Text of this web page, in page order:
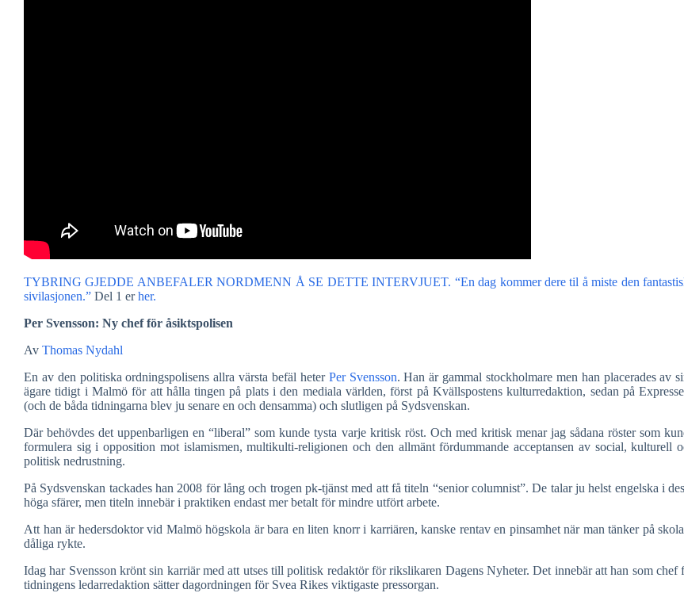
TYBRING GJEDDE ANBEFALER NORDMENN Å SE DETTE INTERVJUET. “En dag kommer dere til å miste den
sivilasjonen.” Del 1 erher.
Per Svensson: Ny chef för åsiktspolisen
Av Thomas Nydahl
En av den politiska ordningspolisens allra värsta befäl heter Per Svensson. Han är gammal stockholmare men han placerades av
ägare tidigt i Malmö för att hålla tingen på plats i den mediala världen, först på Kvällspostens kulturredaktion, sedan på
(och de båda tidningarna blev ju senare en och densamma) och slutligen på Sydsvenskan.
Där behövdes det uppenbarligen en “liberal” som kunde tysta varje kritisk röst. Och med kritisk menar jag sådana röster som
formulera sig i opposition mot islamismen, multikulti-religionen och den allmänt fördummande acceptansen av social, kulturell
politisk nedrustning.
På Sydsvenskan tackades han 2008 för lång och trogen pk-tjänst med att få titeln “senior columnist”. De talar ju helst engelska i
höga sfärer, men titeln innebär i praktiken endast mer betalt för mindre utfört arbete.
Att han är hedersdoktor vid Malmö högskola är bara en liten knorr i karriären, kanske rentav en pinsamhet när man tänker på
dåliga rykte.
Idag har Svensson krönt sin karriär med att utses till politisk redaktör för rikslikaren Dagens Nyheter. Det innebär att han som chef
tidningens ledarredaktion sätter dagordningen för Svea Rikes viktigaste pressorgan.